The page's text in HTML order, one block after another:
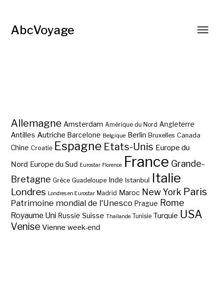
AbcVoyage
Allemagne Amsterdam Amérique du Nord Angleterre
Antilles Autriche Barcelone Belgique Berlin Bruxelles Canada
Chine Croatie Espagne Etats-Unis Europe du
Nord Europe du Sud Eurostar Florence France Grande-
Bretagne Grèce Guadeloupe Inde Istanbul Italie
Londres Londres en Eurostar Madrid Maroc New York Paris
Patrimoine mondial de l'Unesco Prague Rome
Royaume Uni Russie Suisse Thaïlande Tunisie Turquie USA
Venise Vienne week-end